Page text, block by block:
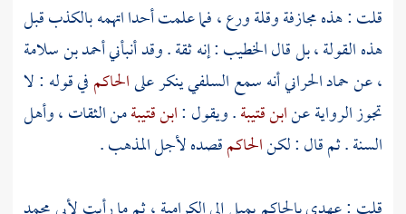
قلت : هذه مجازفة وقلة ورع ، فما علمت أحدا اتهمه بالكذب قبل
هذه القولة ، بل قالالخطيب: إنه ثقة . وقد أنبأنيأحمد بن سلامة
، عنحماد الحرانيأنه سمعالسلفيينكر علىالحاكمفي قوله : لا
تجوز الرواية عنابن قتيبة. ويقول :ابن قتيبةمن الثقات ، وأهل
السنة . ثم قال : لكنالحاكمقصده لأجل المذهب .